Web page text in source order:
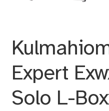
Expert
Solo L-